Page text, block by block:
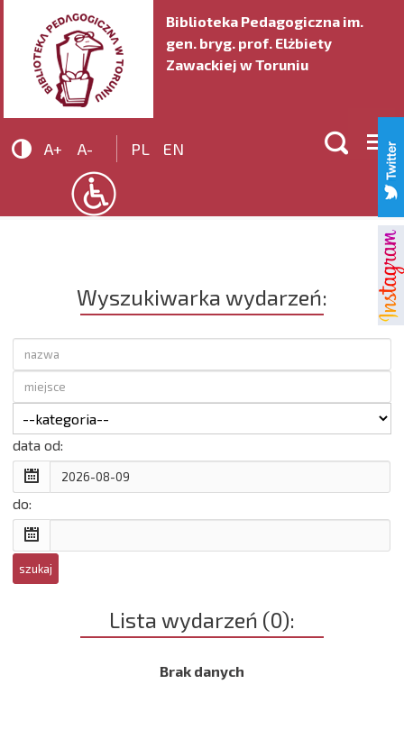
Biblioteka Pedagogiczna im.
gen. bryg. prof. Elżbiety
Zawackiej w Toruniu
 A+ A- PL EN 
Wyszukiwarka wydarzeń:
data od:
do:
Lista wydarzeń (0):
Brak danych